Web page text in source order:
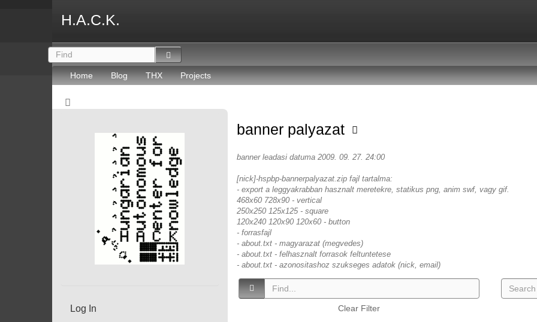
H.A.C.K.
Home Blog THX Projects
banner palyazat
banner leadasi datuma 2009. 09. 27. 24:00
[nick]-hspbp-bannerpalyazat.zip fajl tartalma:
- export a leggyakrabban hasznalt meretekre, statikus png, anim swf, vagy gif.
468x60 728x90 - vertical
250x250 125x125 - square
120x240 120x90 120x60 - button
- forrasfajl
- about.txt - magyarazat (megvedes)
- about.txt - felhasznalt forrasok feltuntetese
- about.txt - azonositashoz szukseges adatok (nick, email)
Clear Filter
Log In